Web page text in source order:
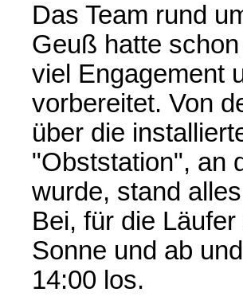
Das Team rund
Geuß hatte
viel Engagement
vorbereitet. Von
über die
"Obststation", an
wurde, stand
Bei, für die
Sonne und ab
14:00 los.